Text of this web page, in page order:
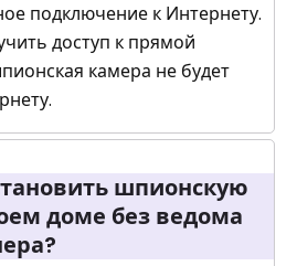
подключение к Интернету.
доступ к прямой
камера не будет
шпионскую
доме без ведома